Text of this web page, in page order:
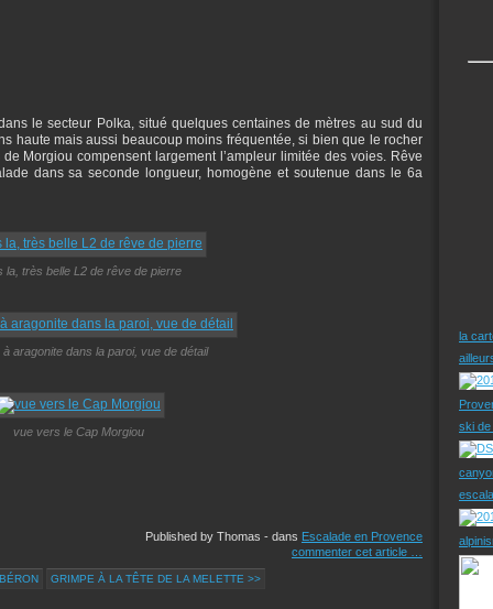
le secteur Polka, situé quelques centaines de mètres au sud du
haute mais aussi beaucoup moins fréquentée, si bien que le rocher
Morgiou compensent largement l’ampleur limitée des voies. Rêve
dans sa seconde longueur, homogène et soutenue dans le 6a
la, très belle L2 de rêve de pierre
aragonite dans la paroi, vue de détail
vue vers le Cap Morgiou
Published by Thomas - dans Escalade en Provence
commenter cet article
GRIMPE À LA TÊTE DE LA MELETTE >>
la
ski de